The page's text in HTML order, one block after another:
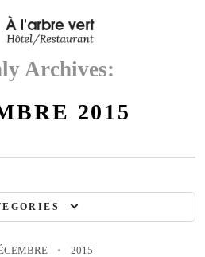
Archives:
2015
2015